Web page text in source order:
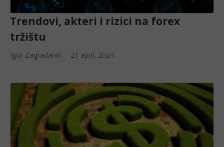
Trendovi, akteri i rizici na forex
tržištu
Igor Zagradanin 21 april, 2024